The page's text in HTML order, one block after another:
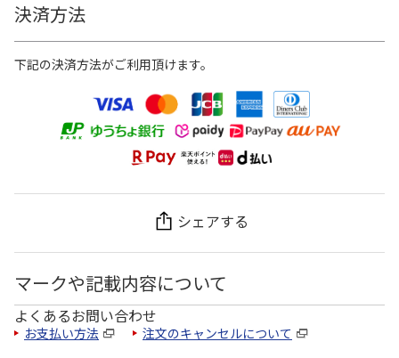
決済方法
下記の決済方法がご利用頂けます。
シェアする
マークや記載内容について
よくあるお問い合わせ
お支払い方法 注文のキャンセルについて